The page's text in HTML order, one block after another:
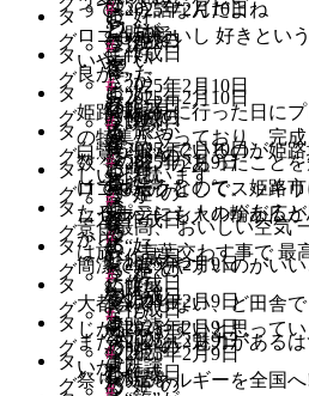
ち
ま
る“姫”の
ま
ち
じ
に“好
き”が
深
ま
る“姫”の
ま
ち
ほ
ど
に“好
き”が
深
ま
る“姫”の
ま
ち
む
ほ
ど
に“好
き”が
深
ま
る“姫”の
ま
ち
#
“人”が
ま
じ
わ
る“旅”が
は
じ
ま
る
2025年2月10日
既読
#
住
む
ほ
ど
に“好
き”が
深
ま
る“姫”の
ま
ち
っていう話なんだよね
作成日
2025年2月10日
既読
タ
グ
#
ひ
め
た
る
ひ
め
じ
作成日
2025年2月10日
既読
タ
グ
#
住
む
ほ
ど
に“好
き”が
深
ま
る“姫”の
ま
ロゴも可愛いし 好きとい
いやすい
作成日
2025年2月10日
既読
タ
グ
#
住
む
ほ
ど
に“好
き”が
深
ま
る“姫”の
良かった
作成日
2025年2月9日
既読
タ
グ
#
ひ
め
た
る
ひ
め
じ
姫路城を見に行った日に
の特集がやっており、完
数々の努力があったこと
けでもそうなので、姫路
たるポテンシャルがある
作成日
2025年2月9日
既読
タ
グ
#
ひ
め
た
る
ひ
め
白鷺が飛んでいるのが姫
しいと思います。
作成日
2025年2月9日
既読
タ
グ
#
“人”が
ま
じ
わ
ロゴマークとしてスッキ
ッセージにも人の輪が広
から
作成日
2025年2月9日
既読
タ
グ
#
“人”が
ま
じ
景色最高、 おいしい空気
は旅。 言葉交わす事で 最
作成日
2025年2月9日
既読
タ
グ
#
ひ
簡潔で覚えやすいのがい
作成日
2025年2月9日
既読
タ
グ
#
大都会でもない、ど田舎
じが住みやすいと思ってい
作成日
タ
グ
まだ知らない魅力がある
いかな
祭りのエネルギーを全国